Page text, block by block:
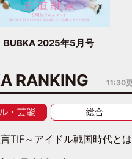
BUBKA 2025年5月号
RANKING 11:30
・芸能 総合
時代とはなんだったのか～』第6回：でんぱ組.inc・古川未鈴×相沢梨紗「『ハロプロやりたかったな』って言ったら、夢眠ねむさんに『てめえはでんぱ組．incなんだよ！』って肩パンされて(笑)」